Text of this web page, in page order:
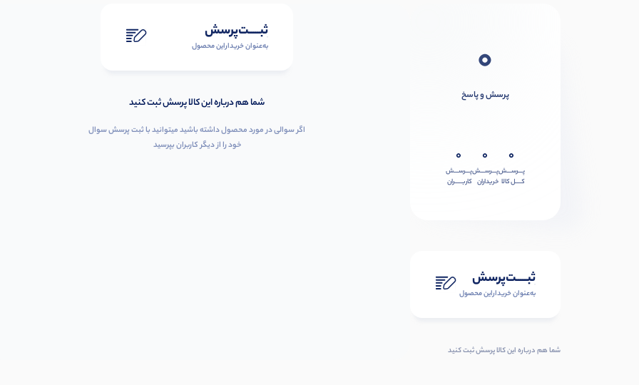
0
پرسش و پاسخ
0
پـــرســـش
کــــل کالا
0
پـــرســـش
خریداران
0
پـــرســـش
کاربـــــران
ثبـــــت‌پرسش
به‌عنوان ‌خریدار‌این‌ محصول
شما هم درباره این کالا پرسش ثبت کنید
ثبـــــت‌پرسش
به‌عنوان ‌خریدار‌این‌ محصول
شما هم درباره این کالا پرسش ثبت کنید
اگر سوالی در مورد محصول داشته باشید میتوانید با ثبت پرسش سوال
خود را از دیگر کاربران بپرسید